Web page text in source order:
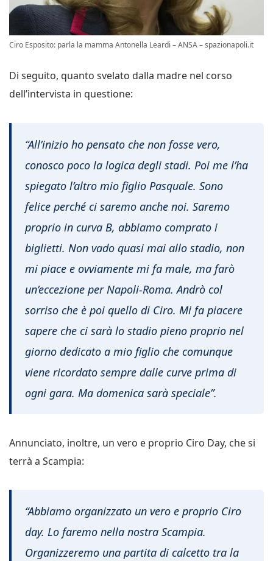
Ciro Esposito: parla la mamma Antonella Leardi – ANSA – spazionapoli.it
Di seguito, quanto svelato dalla madre nel corso
dell’intervista in questione:
“All’inizio ho pensato che non fosse vero,
conosco poco la logica degli stadi. Poi me l’ha
spiegato l’altro mio figlio Pasquale. Sono
felice perché ci saremo anche noi. Saremo
proprio in curva B, abbiamo comprato i
biglietti. Non vado quasi mai allo stadio, non
mi piace e ovviamente mi fa male, ma farò
un’eccezione per Napoli-Roma. Andrò col
sorriso che è poi quello di Ciro. Mi fa piacere
sapere che ci sarà lo stadio pieno proprio nel
giorno dedicato a mio figlio che comunque
viene ricordato sempre dalle curve prima di
ogni gara. Ma domenica sarà speciale”.
Annunciato, inoltre, un vero e proprio Ciro Day, che si
terrà a Scampia:
“Abbiamo organizzato un vero e proprio Ciro
day. Lo faremo nella nostra Scampia.
Organizzeremo una partita di calcetto tra la